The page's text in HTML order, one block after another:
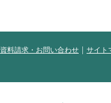
資料請求・お問い合わせ サイト